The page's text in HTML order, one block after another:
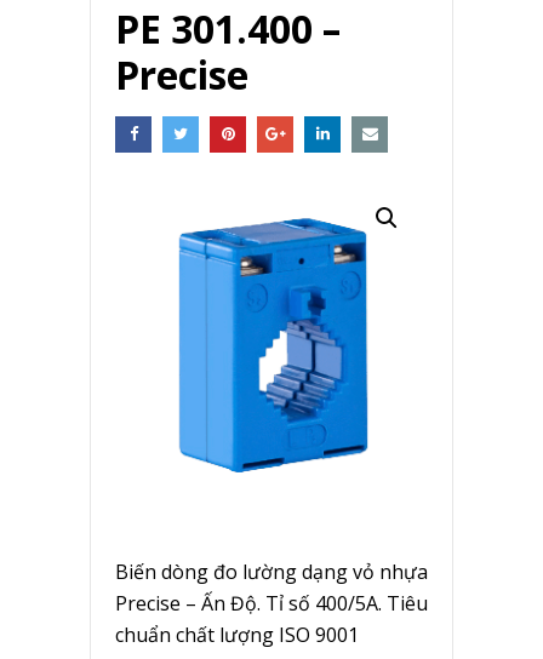
PE 301.400 –
Precise
Biến dòng đo lường dạng vỏ nhựa
Precise – Ấn Độ. Tỉ số 400/5A. Tiêu
chuẩn chất lượng ISO 9001